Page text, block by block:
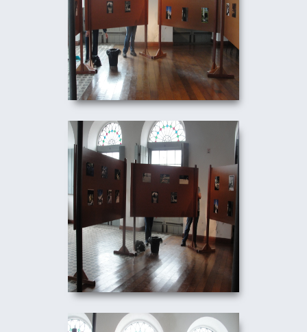
TERRITORIALIDADES -
COLETIVA FOTOGRáFICA
10/09/2010